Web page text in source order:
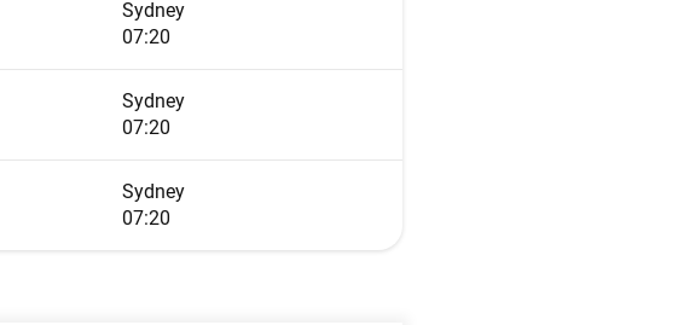
Sydney
07:20
Sydney
07:20
Sydney
07:20